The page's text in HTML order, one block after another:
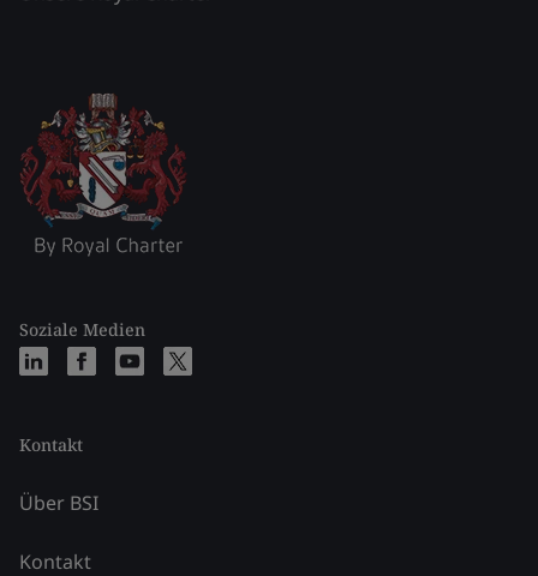
Soziale Medien
Kontakt
Über BSI
Kontakt